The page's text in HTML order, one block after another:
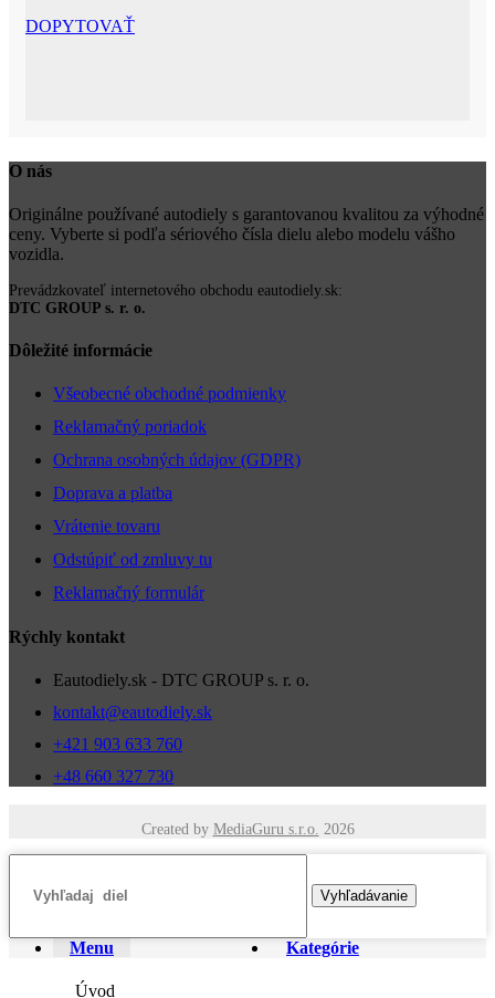
DOPYTOVAŤ
O nás
Originálne používané autodiely s garantovanou kvalitou za výhodné
ceny. Vyberte si podľa sériového čísla dielu alebo modelu vášho
vozidla.
Prevádzkovateľ internetového obchodu eautodiely.sk:
DTC GROUP s. r. o.
Dôležité informácie
Všeobecné obchodné podmienky
Reklamačný poriadok
Ochrana osobných údajov (GDPR)
Doprava a platba
Vrátenie tovaru
Odstúpiť od zmluvy tu
Reklamačný formulár
Rýchly kontakt
Eautodiely.sk - DTC GROUP s. r. o.
kontakt@eautodiely.sk
+421 903 633 760
+48 660 327 730
Created by MediaGuru s.r.o. 2026
Vyhľadávanie
Menu Kategórie
Úvod